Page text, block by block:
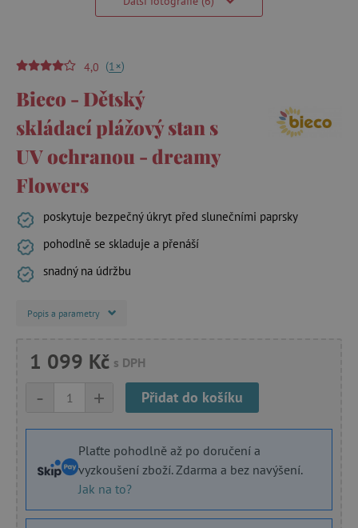
4,0 (1+)
Bieco - Dětský
skládací plážový stan s
UV ochranou - dreamy
Flowers
poskytuje bezpečný úkryt před slunečními paprsky
pohodlně se skladuje a přenáší
snadný na údržbu
Popis a parametry
1 099 Kč s DPH
+
- Přidat do košíku
Plaťte pohodlně až po doručení a
vyzkoušení zboží. Zdarma a bez navýšení.
Jak na to?